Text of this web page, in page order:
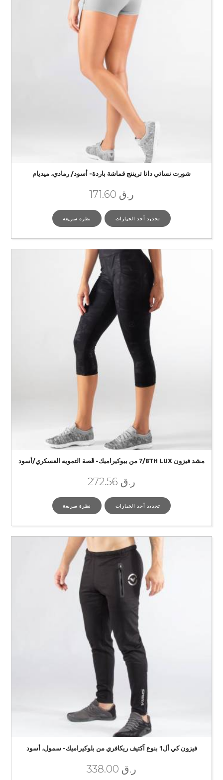
شورت نسائي داتا تريننج قماشة باردة- أسود/ رمادي، ميديام
ر.ق
تحديد أحد الخيارات نظرة سريعة
مشد فيزون 7/8TH LUX من بيوكيراميك- قَصة التمويه العسكري/أسود
ر.ق
تحديد أحد الخيارات نظرة سريعة
فيزون كي أل1 بنوع آكتيف ريكافري من بلوكيراميك- سمول، أسود
ر.ق